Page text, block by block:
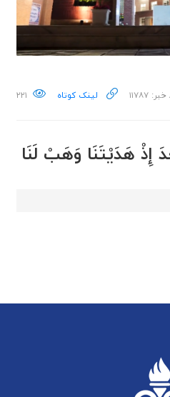
۱۱۷۸۷ لینک کوتاه ۲۲۱
إِذْ هَدَیْتَنَا وَهَبْ لَنَا